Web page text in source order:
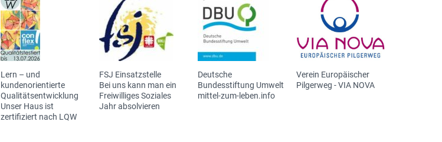
Lern – und
kundenorientierte
Qualitätsentwicklung
Unser Haus ist
zertifiziert nach LQW
FSJ Einsatzstelle
Bei uns kann man ein
Freiwilliges Soziales
Jahr absolvieren
Deutsche
Bundesstiftung Umwelt
mittel-zum-leben.info
Verein Europäischer
Pilgerweg - VIA NOVA